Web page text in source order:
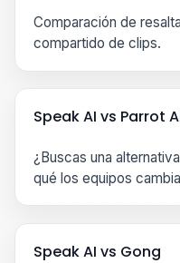
Comparación de
compartido de clips.
Speak AI vs Parrot
¿Buscas una
qué los equipos
Speak AI vs Gong